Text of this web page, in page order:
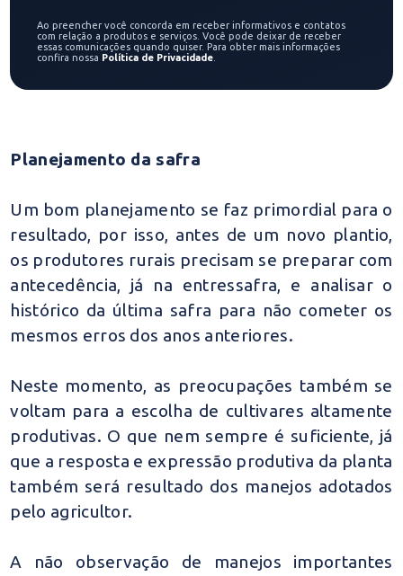
Ao preencher você concorda em receber informativos e contatos
com relação a produtos e serviços. Você pode deixar de receber
essas comunicações quando quiser. Para obter mais informações
confira nossa Política de Privacidade
Planejamento da safra
Um bom planejamento se faz primordial para o
resultado, por isso, antes de um novo plantio,
os produtores rurais precisam se preparar com
antecedência, já na entressafra, e analisar o
histórico da última safra para não cometer os
mesmos erros dos anos anteriores.
Neste momento, as preocupações também se
voltam para a escolha de cultivares altamente
produtivas. O que nem sempre é suficiente, já
que a resposta e expressão produtiva da planta
também será resultado dos manejos adotados
pelo agricultor.
A não observação de manejos importantes